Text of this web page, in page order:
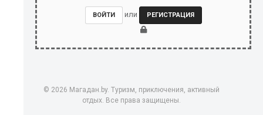
ВОЙТИ или РЕГИСТРАЦИЯ
© 2026 Магадан.by. Туризм, приключения, активный
отдых. Все права защищены.